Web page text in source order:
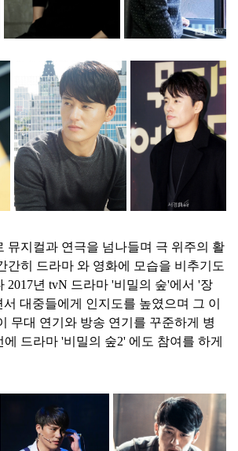
뮤지컬과 연극을 넘나들며 극 위주의 활
간히 드라마 와 영화에 모습을 비추기도
2017년 tvN 드라마 '비밀의 숲'에서 '장
대중들에게 인지도를 높였으며 그 이
무대 연기와 방송 연기를 꾸준하게 병
드라마 '비밀의 숲2' 에도 참여를 하게